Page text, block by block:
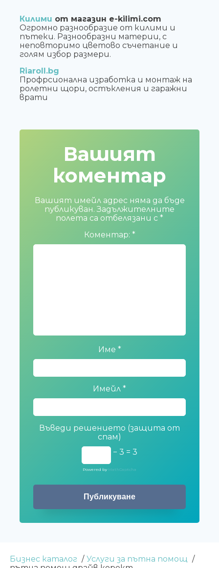
Килими от магазин e-kilimi.com
Огромно разнообразие от килими и
пътеки. Разнообразни материи, с
неповторимо цветово съчетание и
голям избор размери.
Riaroll.bg
Профрсионална изработка и монтаж на
ролетни щори, остъкления и гаражни
врати
Вашият
коментар
Вашият имейл адрес няма да бъде
публикуван. Задължителните
полета са отбелязани с *
Коментар: *
Име *
Имейл *
Въведи решението (защита от
спам)
− 3 = 3
Powered by MathCaptcha
Бизнес каталог
Услуги за пътна помощ